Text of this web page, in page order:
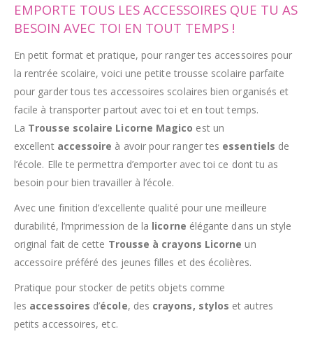
EMPORTE TOUS LES ACCESSOIRES QUE TU AS
BESOIN AVEC TOI EN TOUT TEMPS !
En petit format et pratique, pour ranger tes accessoires pour
la rentrée scolaire, voici une petite trousse scolaire parfaite
pour garder tous tes accessoires scolaires bien organisés et
facile à transporter partout avec toi et en tout temps.
La Trousse scolaire Licorne Magico est un
excellent accessoire à avoir pour ranger tes essentiels de
l’école. Elle te permettra d’emporter avec toi ce dont tu as
besoin pour bien travailler à l’école.
Avec une finition d’excellente qualité pour une meilleure
durabilité, l’mprimession de la licorne élégante dans un style
original fait de cette Trousse à crayons Licorne un
accessoire préféré des jeunes filles et des écolières.
Pratique pour stocker de petits objets comme
les accessoires d’école, des crayons, stylos et autres
petits accessoires, etc.